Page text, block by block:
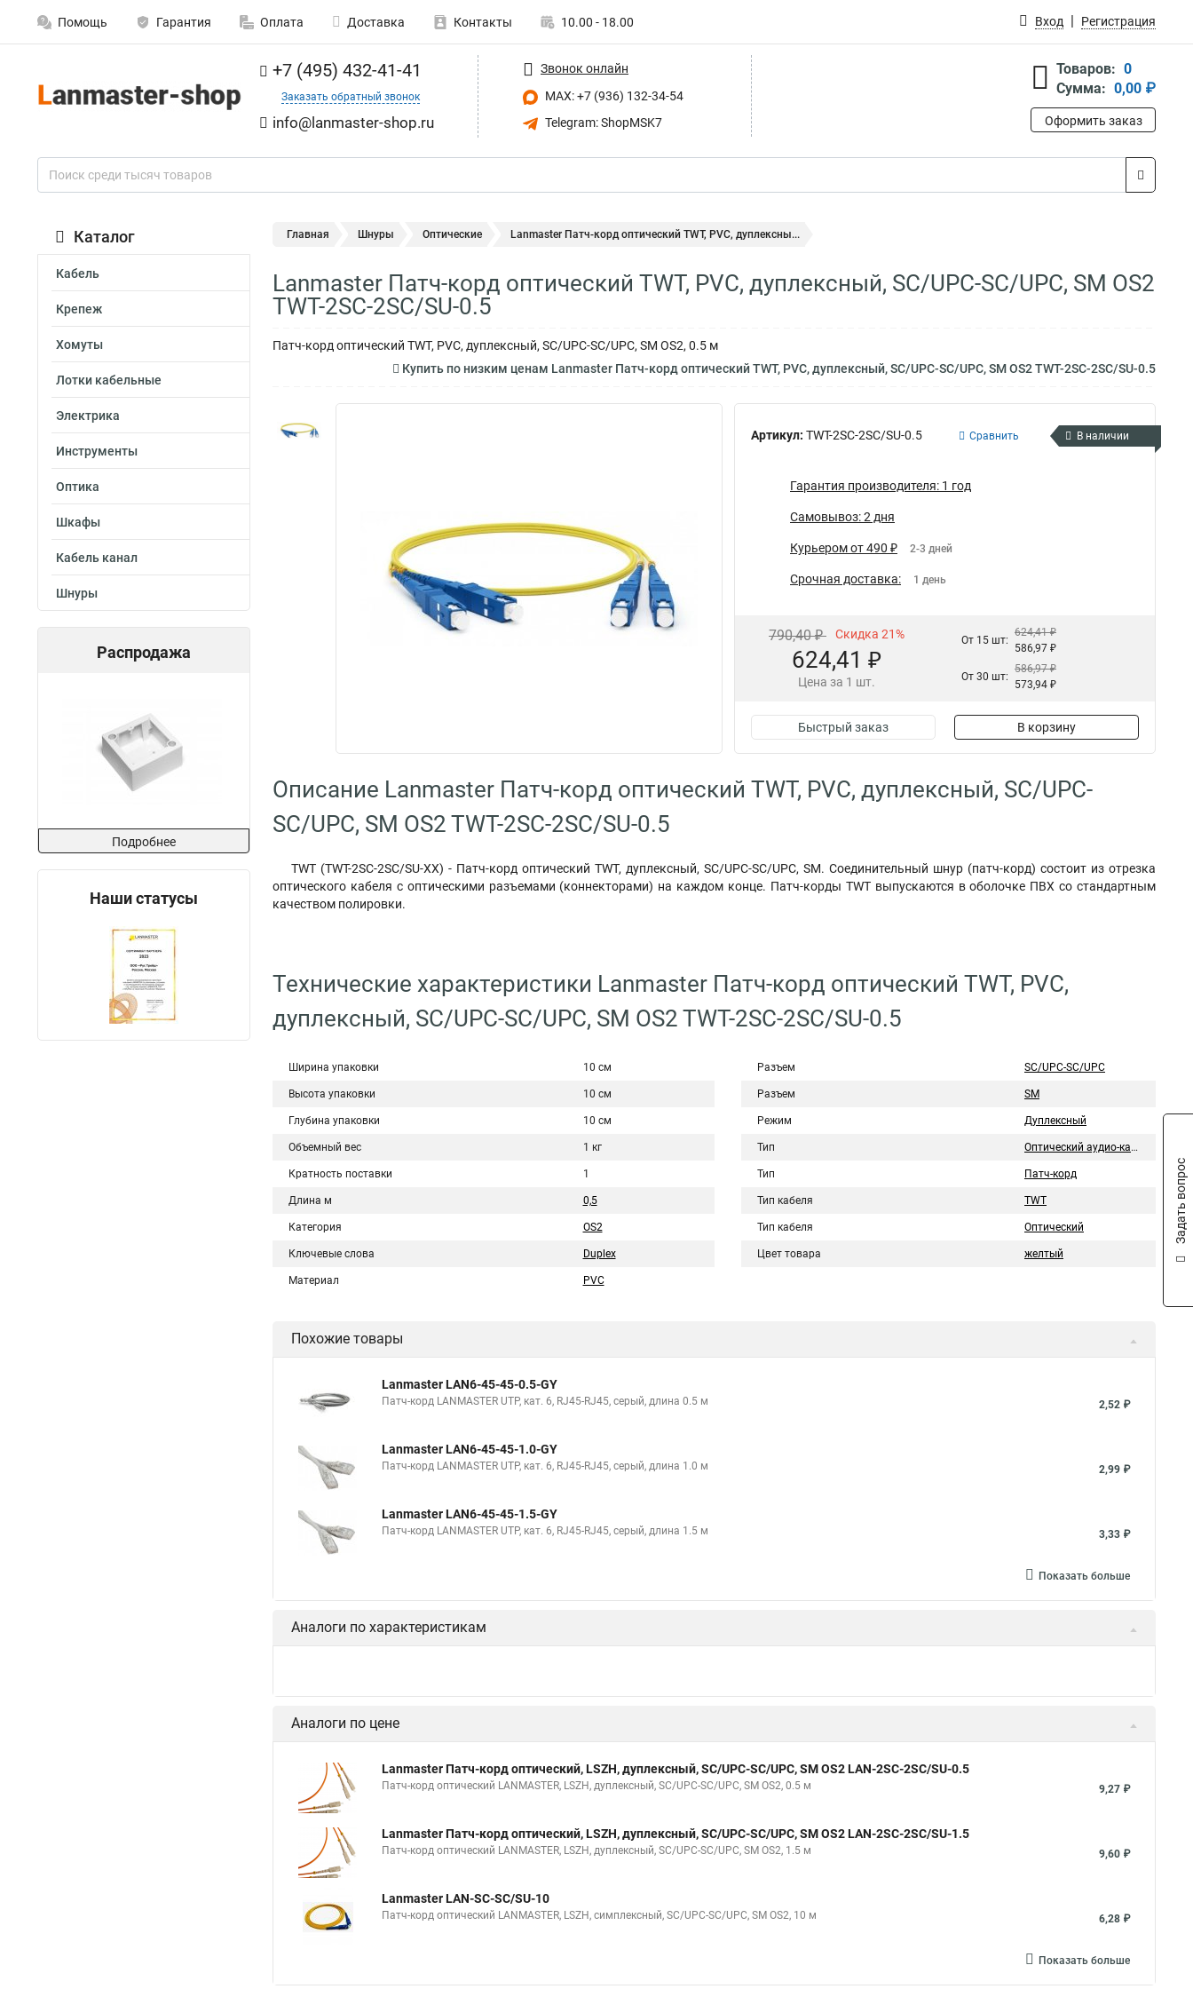
Помощь Гарантия Оплата Доставка Контакты 10.00 - 18.00 Вход Регистрация
+7 (495) 432-41-41
Заказать обратный звонок
info@lanmaster-shop.ru
Звонок онлайн
MAX: +7 (936) 132-34-54
Telegram: ShopMSK7
Товаров: 0
Сумма: 0,00 ₽
Оформить заказ
Каталог
Кабель
Крепеж
Хомуты
Лотки кабельные
Электрика
Инструменты
Оптика
Шкафы
Кабель канал
Шнуры
Распродажа
Подробнее
Наши статусы
Главная Шнуры Оптические Lanmaster Патч-корд оптический TWT, PVC, дуплексны...
Lanmaster Патч-корд оптический TWT, PVC, дуплексный, SC/UPC-SC/UPC, SM OS2
TWT-2SC-2SC/SU-0.5
Патч-корд оптический TWT, PVC, дуплексный, SC/UPC-SC/UPC, SM OS2, 0.5 м
Купить по низким ценам Lanmaster Патч-корд оптический TWT, PVC, дуплексный, SC/UPC-SC/UPC, SM OS2 TWT-2SC-2SC/SU-0.5
Артикул: TWT-2SC-2SC/SU-0.5 Сравнить В наличии
Гарантия производителя: 1 год
Самовывоз: 2 дня
Курьером от 490 ₽ 2-3 дней
Срочная доставка: 1 день
790,40 ₽ Скидка 21%
624,41 ₽
Цена за 1 шт.
От 15 шт:
624,41 ₽
586,97 ₽
От 30 шт:
586,97 ₽
573,94 ₽
Быстрый заказ В корзину
Описание Lanmaster Патч-корд оптический TWT, PVC, дуплексный, SC/UPC-
SC/UPC, SM OS2 TWT-2SC-2SC/SU-0.5
TWT (TWT-2SC-2SC/SU-XX) - Патч-корд оптический TWT, дуплексный, SC/UPC-SC/UPC, SM. Соединительный шнур (патч-корд) состоит из отрезка
оптического кабеля с оптическими разъемами (коннекторами) на каждом конце. Патч-корды TWT выпускаются в оболочке ПВХ со стандартным
качеством полировки.
Технические характеристики Lanmaster Патч-корд оптический TWT, PVC,
дуплексный, SC/UPC-SC/UPC, SM OS2 TWT-2SC-2SC/SU-0.5
Ширина упаковки 10 см
Высота упаковки 10 см
Глубина упаковки 10 см
Объемный вес 1 кг
Кратность поставки 1
Длина м 0,5
Категория OS2
Ключевые слова Duplex
Материал PVC
Разъем SC/UPC-SC/UPC
Разъем SM
Режим Дуплексный
Тип Оптический аудио-кабель
Тип Патч-корд
Тип кабеля TWT
Тип кабеля Оптический
Цвет товара желтый
Похожие товары
Lanmaster LAN6-45-45-0.5-GY
Патч-корд LANMASTER UTP, кат. 6, RJ45-RJ45, серый, длина 0.5 м 2,52 ₽
Lanmaster LAN6-45-45-1.0-GY
Патч-корд LANMASTER UTP, кат. 6, RJ45-RJ45, серый, длина 1.0 м 2,99 ₽
Lanmaster LAN6-45-45-1.5-GY
Патч-корд LANMASTER UTP, кат. 6, RJ45-RJ45, серый, длина 1.5 м 3,33 ₽
Показать больше
Аналоги по характеристикам
Аналоги по цене
Lanmaster Патч-корд оптический, LSZH, дуплексный, SC/UPC-SC/UPC, SM OS2 LAN-2SC-2SC/SU-0.5
Патч-корд оптический LANMASTER, LSZH, дуплексный, SC/UPC-SC/UPC, SM OS2, 0.5 м 9,27 ₽
Lanmaster Патч-корд оптический, LSZH, дуплексный, SC/UPC-SC/UPC, SM OS2 LAN-2SC-2SC/SU-1.5
Патч-корд оптический LANMASTER, LSZH, дуплексный, SC/UPC-SC/UPC, SM OS2, 1.5 м 9,60 ₽
Lanmaster LAN-SC-SC/SU-10
Патч-корд оптический LANMASTER, LSZH, симплексный, SC/UPC-SC/UPC, SM OS2, 10 м 6,28 ₽
Показать больше
Задать вопрос